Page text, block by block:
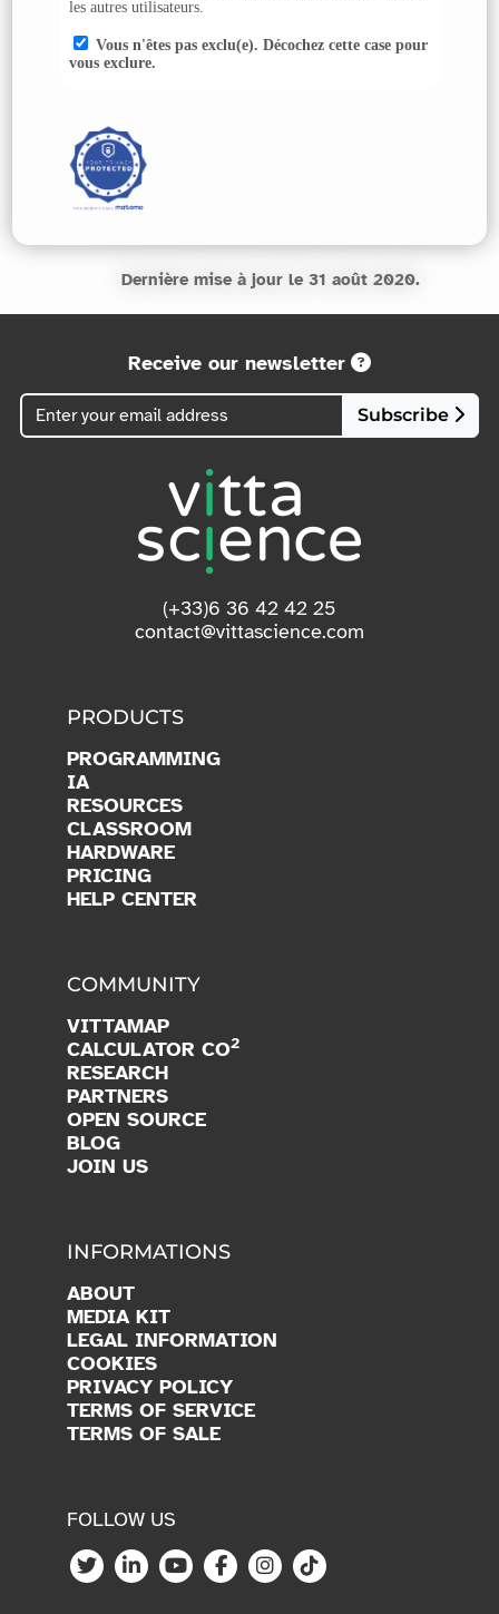
Dernière mise à jour le 31 août 2020.
Receive our newsletter
Subscribe
(+33)6 36 42 42 25
contact@vittascience.com
PRODUCTS
PROGRAMMING
IA
RESOURCES
CLASSROOM
HARDWARE
PRICING
HELP CENTER
COMMUNITY
VITTAMAP
CALCULATOR CO2
RESEARCH
PARTNERS
OPEN SOURCE
BLOG
JOIN US
INFORMATIONS
ABOUT
MEDIA KIT
LEGAL INFORMATION
COOKIES
PRIVACY POLICY
TERMS OF SERVICE
TERMS OF SALE
FOLLOW US